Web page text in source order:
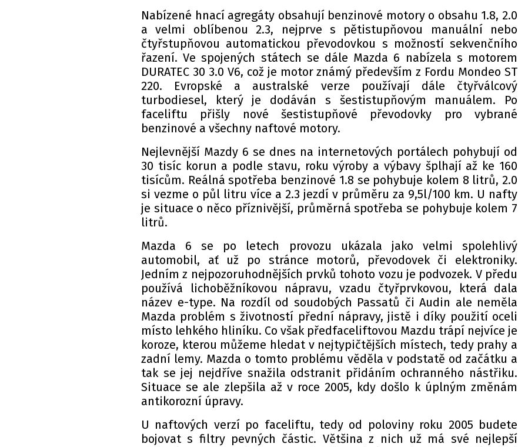
Nabízené hnací agregáty obsahují benzinové motory o obsahu 1.8, 2.0
a velmi oblíbenou 2.3, nejprve s pětistupňovou manuální nebo
čtyřstupňovou automatickou převodovkou s možností sekvenčního
řazení. Ve spojených státech se dále Mazda 6 nabízela s motorem
DURATEC 30 3.0 V6, což je motor známý především z Fordu Mondeo ST
220. Evropské a australské verze používají dále čtyřválcový
turbodiesel, který je dodáván s šestistupňovým manuálem. Po
faceliftu přišly nové šestistupňové převodovky pro vybrané
benzinové a všechny naftové motory.
Nejlevnější Mazdy 6 se dnes na internetových portálech pohybují od
30 tisíc korun a podle stavu, roku výroby a výbavy šplhají až ke 160
tisícům. Reálná spotřeba benzinové 1.8 se pohybuje kolem 8 litrů, 2.0
si vezme o půl litru více a 2.3 jezdí v průměru za 9,5l/100 km. U nafty
je situace o něco příznivější, průměrná spotřeba se pohybuje kolem 7
litrů.
Mazda 6 se po letech provozu ukázala jako velmi spolehlivý
automobil, ať už po stránce motorů, převodovek či elektroniky.
Jedním z nejpozoruhodnějších prvků tohoto vozu je podvozek. V předu
používá lichoběžníkovou nápravu, vzadu čtyřprvkovou, která dala
název e-type. Na rozdíl od soudobých Passatů či Audin ale neměla
Mazda problém s životností přední nápravy, jistě i díky použití oceli
místo lehkého hliníku. Co však předfaceliftovou Mazdu trápí nejvíce je
koroze, kterou můžeme hledat v nejtypičtějších místech, tedy prahy a
zadní lemy. Mazda o tomto problému věděla v podstatě od začátku a
tak se jej nejdříve snažila odstranit přidáním ochranného nástřiku.
Situace se ale zlepšila až v roce 2005, kdy došlo k úplným změnám
antikorozní úpravy.
U naftových verzí po faceliftu, tedy od poloviny roku 2005 budete
bojovat s filtry pevných částic. Většina z nich už má své nejlepší